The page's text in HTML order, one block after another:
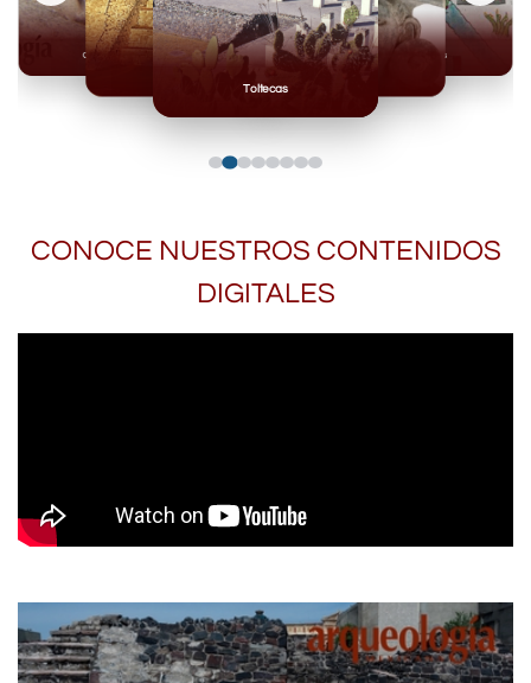
Toltecas
Mexicas
Olmecas
CONOCE NUESTROS CONTENIDOS
DIGITALES